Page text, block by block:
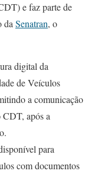
e faz parte de
da Senatran, o
digital da
de Veículos
a comunicação
após a
para
com documentos